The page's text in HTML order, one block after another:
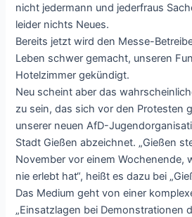
nicht jedermann und jederfraus
leider nichts Neues.
Bereits jetzt wird den Messe-
Leben schwer gemacht, unseren
Hotelzimmer gekündigt.
Neu scheint aber das
zu sein, das sich vor den Protesten
unserer neuen AfD-
Stadt Gießen abzeichnet. „Gießen
November vor einem Wochenende,
nie erlebt hat“, heißt es dazu bei
Das Medium geht von einer
„Einsatzlagen bei Demonstrationen